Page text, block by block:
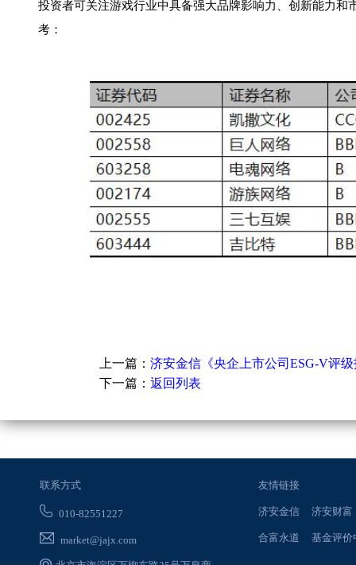
投资者可关注游戏行业中具备强大品牌影响力、创新能力
考：
上一篇： 济安金信《央企上市公司ESG-V评
下一篇： 返回列表
联系方式
010-82551227
market@jajx.com
友情链接
济安金信 济安财富
合富永道 基金评价